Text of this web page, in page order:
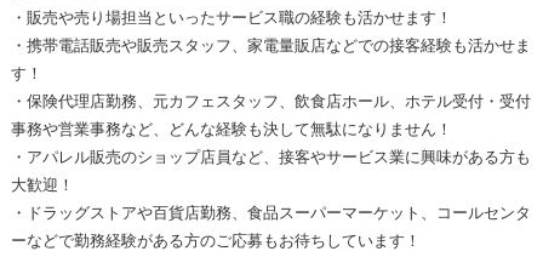
・販売や売り場担当といったサービス職の経験も活かせます！
・携帯電話販売や販売スタッフ、家電量販店などでの接客経験も活かせま
す！
・保険代理店勤務、元カフェスタッフ、飲食店ホール、ホテル受付・受付
事務や営業事務など、どんな経験も決して無駄になりません！
・アパレル販売のショップ店員など、接客やサービス業に興味がある方も
大歓迎！
・ドラッグストアや百貨店勤務、食品スーパーマーケット、コールセンタ
ーなどで勤務経験がある方のご応募もお待ちしています！